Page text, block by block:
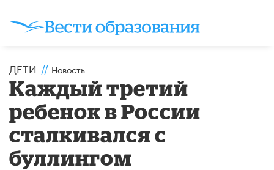
ДЕТИ // Новость
Каждый третий
ребенок в России
сталкивался с
буллингом